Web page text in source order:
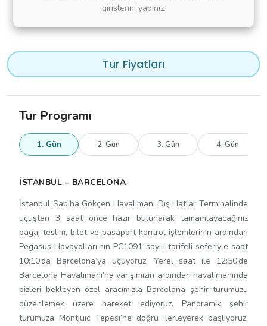
girişlerini yapınız.
Tur Fiyatları
Tur Programı
1. Gün 2. Gün 3. Gün 4. Gün
İSTANBUL – BARCELONA
İstanbul Sabiha Gökçen Havalimanı Dış Hatlar Terminalinde
uçuştan 3 saat önce hazır bulunarak tamamlayacağınız
bagaj teslim, bilet ve pasaport kontrol işlemlerinin ardından
Pegasus Havayolları‘nın PC1091 sayılı tarifeli seferiyle saat
10:10’da Barcelona‘ya uçuyoruz. Yerel saat ile 12:50‘de
Barcelona Havalimanı’na varışımızın ardından havalimanında
bizleri bekleyen özel aracımızla Barcelona şehir turumuzu
düzenlemek üzere hareket ediyoruz. Panoramik şehir
turumuza Montjuïc Tepesi’ne doğru ilerleyerek başlıyoruz.